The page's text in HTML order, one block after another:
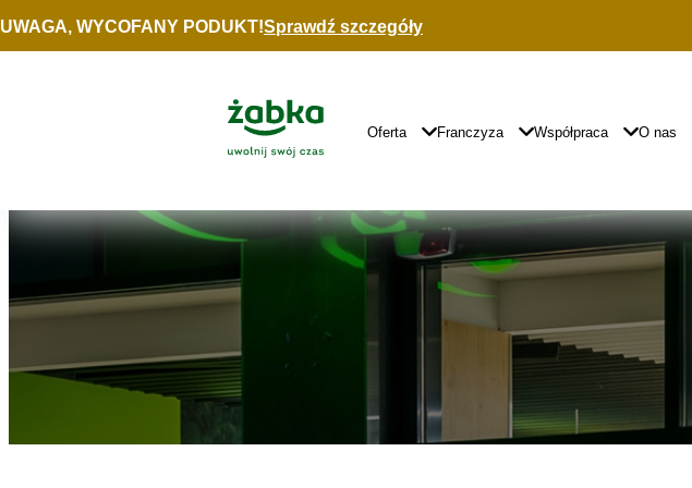
Idź do treści
UWAGA, WYCOFANY PODUKT!Sprawdź szczegóły
Główne
Logo
Główna
Nawigacja
Oferta Franczyza Współpraca O nas